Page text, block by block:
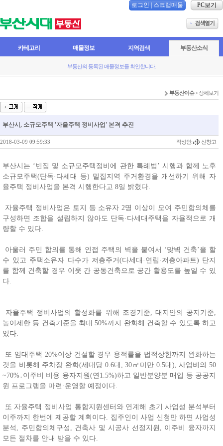
로그인 스크랩매물 PC보기
카테고리 매물정보 지역검색 부동산소식
부동산의 등록된 매물정보를 확인합니다.
부동산이슈> 상세보기
부산시, 소규모주택 '자율주택 정비사업' 본격 추진
2018-03-09 09:59:33 작성인: 신창고
부산시는 ‘빈집 및 소규모주택정비에 관한 특례법’ 시행과 함께 노후
소규모주택(단독·다세대 등) 밀집지역 주거환경을 개선하기 위해 자
율주택 정비사업을 본격 시행한다고 8일 밝혔다.
자율주택 정비사업은 토지 등 소유자 2명 이상이 모여 주민합의체를
구성하면 조합을 설립하지 않아도 단독·다세대주택을 자율적으로 개
량할 수 있다.
아울러 주민 합의를 통해 인접 주택의 벽을 붙여서 ‘맞벽 건축’을 할
수 있고 주택소유자 다수가 저층주거(다세대·연립·저층아파트) 단지
를 함께 건축할 경우 이웃 간 공동건축으로 공간 활용도를 높일 수 있
다.
자율주택 정비사업의 활성화를 위해 조경기준, 대지안의 공지기준,
높이제한 등 건축기준을 최대 50%까지 완화해 건축할 수 있도록 하고
있다.
또 임대주택 20%이상 건설할 경우 용적률을 법적상한까지 완화하는
것을 비롯해 주차장 완화(세대당 0.6대, 30㎡미만 0.5대), 사업비의 50
~70%․이주비 비용 융자지원(연1.5%)하고 일반분양분 매입 등 공공지
원 프로그램을 마련·운영할 예정이다.
또 자율주택 정비사업 통합지원센터와 연계해 초기 사업성 분석부터
이주까지 한번에 제공할 계획이다. 집주인이 사업 신청만 하면 사업성
분석, 주민합의체구성, 건축사 및 시공사 선정지원, 이주비 융자까지
모든 절차를 안내 받을 수 있다.